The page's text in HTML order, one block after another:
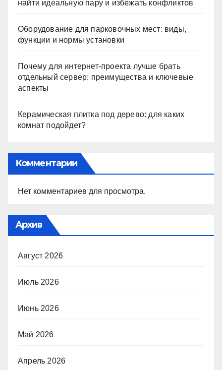
найти идеальную пару и избежать конфликтов
Оборудование для парковочных мест: виды,
функции и нормы установки
Почему для интернет-проекта лучше брать
отдельный сервер: преимущества и ключевые
аспекты
Керамическая плитка под дерево: для каких
комнат подойдет?
Комментарии
Нет комментариев для просмотра.
Архив
Август 2026
Июль 2026
Июнь 2026
Май 2026
Апрель 2026